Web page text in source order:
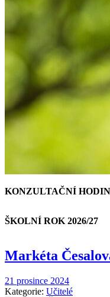
KONZULTAČNÍ
ŠKOLNÍ ROK 2026/27
Markéta
21 prosince 2024
Kategorie: Učitelé